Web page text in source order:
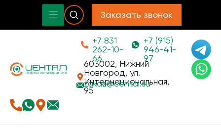
Заказать звонок
+7 831
262-10-
66
+7 (915)
946-41-
97
603002, Нижний
Новгород, ул.
Интернациональная,
95
zakaz@cental.su